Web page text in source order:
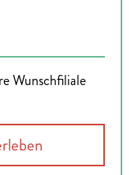
Wunschfiliale